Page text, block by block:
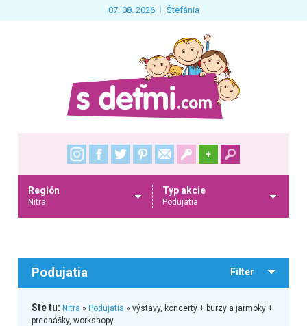
07. 08. 2026 Štefánia
+
Región
Nitra
Typ akcie
Podujatia
Podujatia Filter
Ste tu: Nitra » Podujatia » výstavy, koncerty + burzy a jarmoky +
prednášky, workshopy